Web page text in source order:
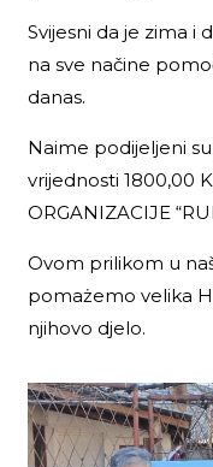
Svijesni da je zima i
na sve načine
danas.
Naime podijeljeni
vrijednosti 1800,00
ORGANIZACIJE
Ovom prilikom u
pomażemo velika
njihovo djelo.